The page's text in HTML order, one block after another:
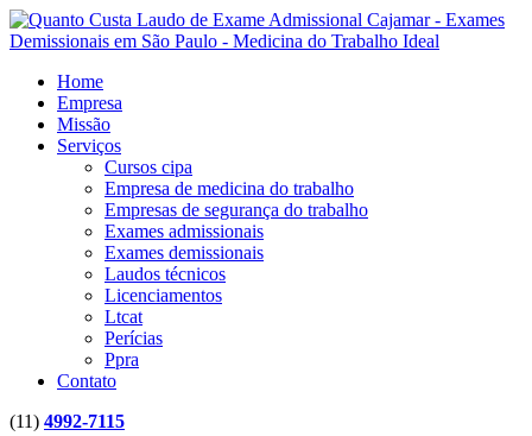
Home
Empresa
Missão
Serviços
Cursos cipa
Empresa de medicina do trabalho
Empresas de segurança do trabalho
Exames admissionais
Exames demissionais
Laudos técnicos
Licenciamentos
Ltcat
Perícias
Ppra
Contato
(11) 4992-7115